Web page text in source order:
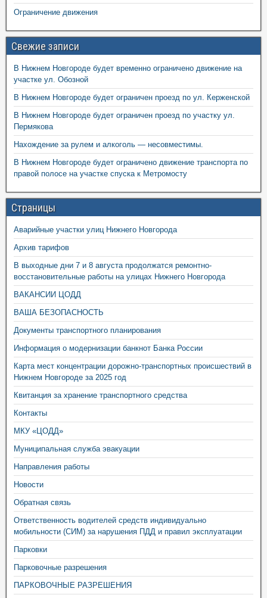
Ограничение движения
Свежие записи
В Нижнем Новгороде будет временно ограничено движение на
участке ул. Обозной
В Нижнем Новгороде будет ограничен проезд по ул. Керженской
В Нижнем Новгороде будет ограничен проезд по участку ул.
Пермякова
Нахождение за рулем и алкоголь — несовместимы.
В Нижнем Новгороде будет ограничено движение транспорта по
правой полосе на участке спуска к Метромосту
Страницы
Аварийные участки улиц Нижнего Новгорода
Архив тарифов
В выходные дни 7 и 8 августа продолжатся ремонтно-
восстановительные работы на улицах Нижнего Новгорода
ВАКАНСИИ ЦОДД
ВАША БЕЗОПАСНОСТЬ
Документы транспортного планирования
Информация о модернизации банкнот Банка России
Карта мест концентрации дорожно-транспортных происшествий в
Нижнем Новгороде за 2025 год
Квитанция за хранение транспортного средства
Контакты
МКУ «ЦОДД»
Муниципальная служба эвакуации
Направления работы
Новости
Обратная связь
Ответственность водителей средств индивидуально
мобильности (СИМ) за нарушения ПДД и правил эксплуатации
Парковки
Парковочные разрешения
ПАРКОВОЧНЫЕ РАЗРЕШЕНИЯ